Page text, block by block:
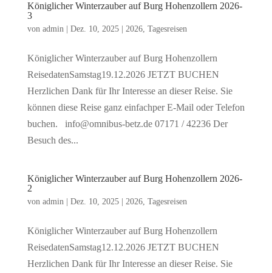
Königlicher Winterzauber auf Burg Hohenzollern 2026-
3
von admin| Dez. 10, 2025| 2026, Tagesreisen
Königlicher Winterzauber auf Burg Hohenzollern
ReisedatenSamstag19.12.2026 JETZT BUCHEN
Herzlichen Dank für Ihr Interesse an dieser Reise. Sie
können diese Reise ganz einfachper E-Mail oder Telefon
buchen. info@omnibus-betz.de 07171 / 42236 Der
Besuch des...
Königlicher Winterzauber auf Burg Hohenzollern 2026-
2
von admin| Dez. 10, 2025| 2026, Tagesreisen
Königlicher Winterzauber auf Burg Hohenzollern
ReisedatenSamstag12.12.2026 JETZT BUCHEN
Herzlichen Dank für Ihr Interesse an dieser Reise. Sie